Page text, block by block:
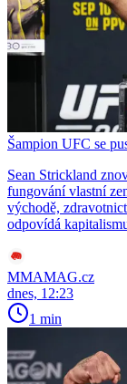
Šampion UFC se
Sean Strickland
fungování vlastní
východě,
odpovídá
MMAMAG.cz
dnes, 12:23
1 min